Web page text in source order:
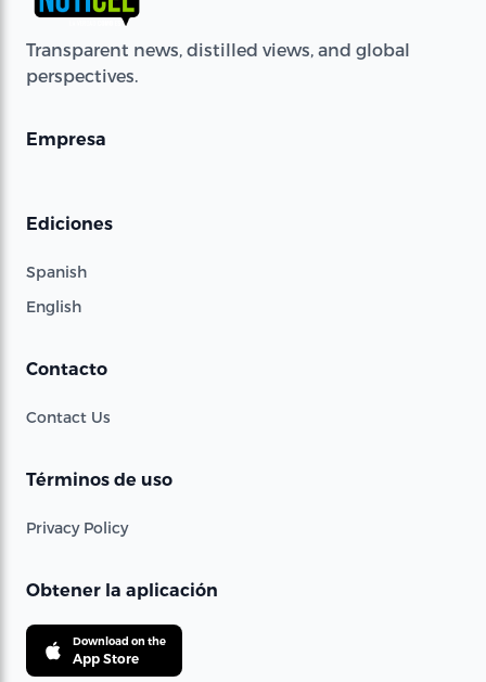
Transparent news, distilled views, and global
perspectives.
Empresa
Ediciones
Spanish
English
Contacto
Contact Us
Términos de uso
Privacy Policy
Obtener la aplicación
Download on the
App Store